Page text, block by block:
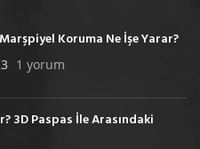
Koruma Ne İşe Yarar?
1 yorum
3D Paspas İle Arasındaki